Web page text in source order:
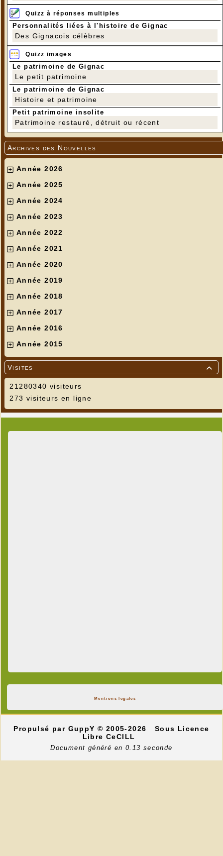
Quizz à réponses multiples
Personnalités liées à l'histoire de Gignac
Des Gignacois célèbres
Quizz images
Le patrimoine de Gignac
Le petit patrimoine
Le patrimoine de Gignac
Histoire et patrimoine
Petit patrimoine insolite
Patrimoine restauré, détruit ou récent
Archives des Nouvelles
Année 2026
Année 2025
Année 2024
Année 2023
Année 2022
Année 2021
Année 2020
Année 2019
Année 2018
Année 2017
Année 2016
Année 2015

Visites
21280340 visiteurs
273 visiteurs en ligne
Mentions légales
Propulsé par GuppY© 2005-2026
Sous Licence
Libre CeCILL
Document généré en 0.13 seconde